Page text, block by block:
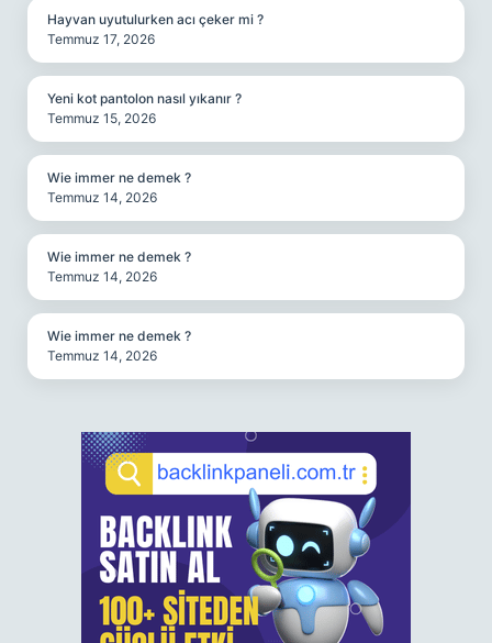
Hayvan uyutulurken acı çeker mi ?
Temmuz 17, 2026
Yeni kot pantolon nasıl yıkanır ?
Temmuz 15, 2026
Wie immer ne demek ?
Temmuz 14, 2026
Wie immer ne demek ?
Temmuz 14, 2026
Wie immer ne demek ?
Temmuz 14, 2026